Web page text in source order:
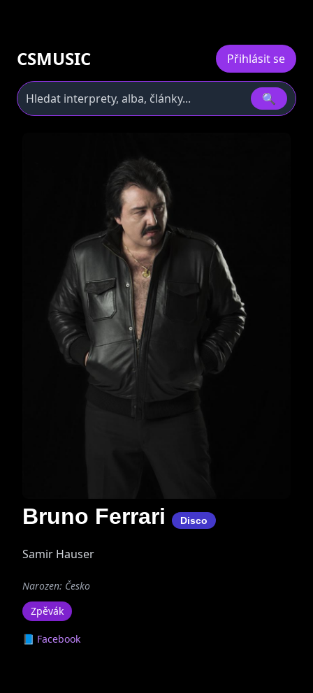
CSMUSIC Přihlásit se
🔍
Bruno Ferrari Disco
Samir Hauser
Narozen: Česko
Zpěvák
📘 Facebook